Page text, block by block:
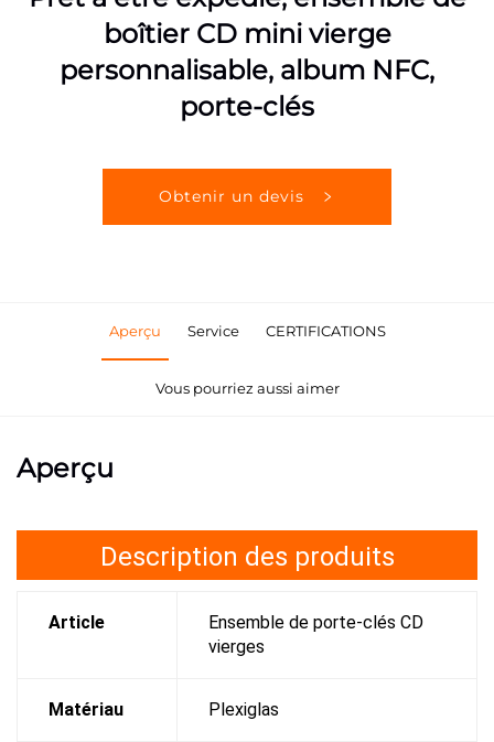
boîtier CD mini vierge
personnalisable, album NFC,
porte-clés
Obtenir un devis
Aperçu Service CERTIFICATIONS
Vous pourriez aussi aimer
Aperçu
Description des produits
Article
Ensemble de porte-clés CD
vierges
Matériau Plexiglas